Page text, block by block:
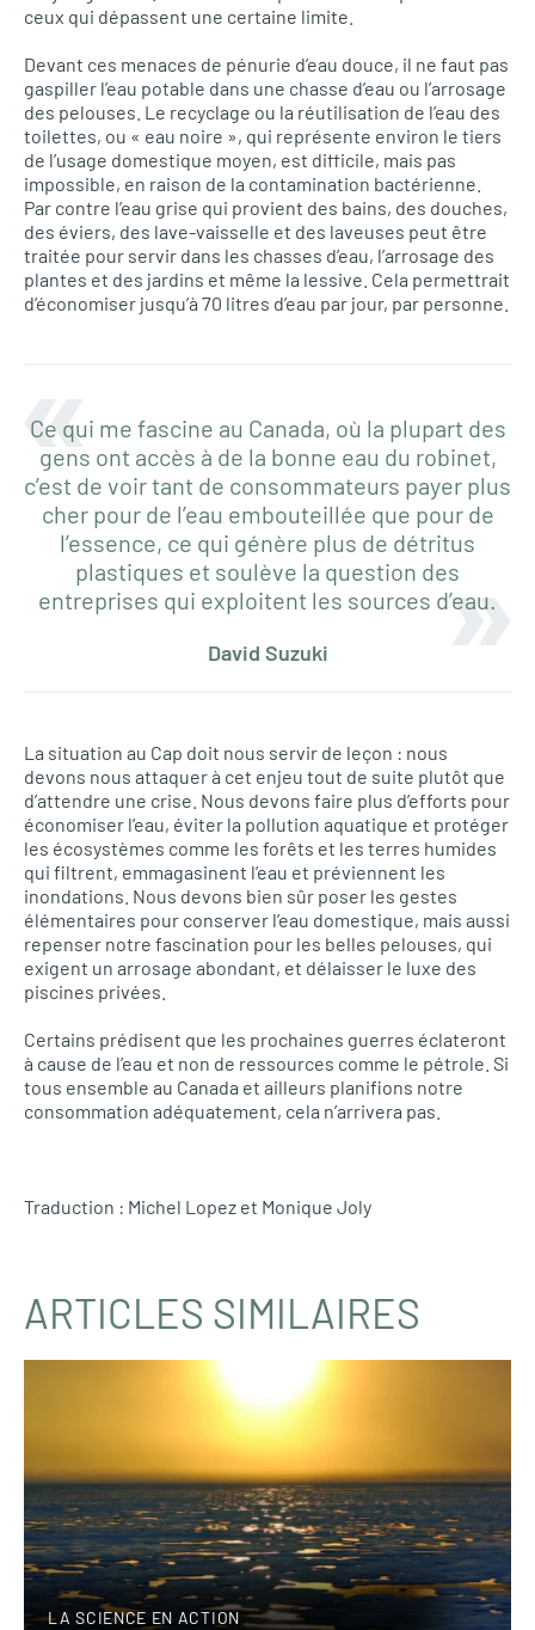
ceux qui dépassent une certaine limite.
Devant ces menaces de pénurie d’eau douce, il ne faut pas
gaspiller l’eau potable dans une chasse d’eau ou l’arrosage
des pelouses. Le recyclage ou la réutilisation de l’eau des
toilettes, ou « eau noire », qui représente environ le tiers
de l’usage domestique moyen, est difficile, mais pas
impossible, en raison de la contamination bactérienne.
Par contre l’eau grise qui provient des bains, des douches,
des éviers, des lave-vaisselle et des laveuses peut être
traitée pour servir dans les chasses d’eau, l’arrosage des
plantes et des jardins et même la lessive. Cela permettrait
d’économiser jusqu’à 70 litres d’eau par jour, par personne.
Ce qui me fascine au Canada, où la plupart des
gens ont accès à de la bonne eau du robinet,
c’est de voir tant de consommateurs payer plus
cher pour de l’eau embouteillée que pour de
l’essence, ce qui génère plus de détritus
plastiques et soulève la question des
entreprises qui exploitent les sources d’eau.
David Suzuki
La situation au Cap doit nous servir de leçon : nous
devons nous attaquer à cet enjeu tout de suite plutôt que
d’attendre une crise. Nous devons faire plus d’efforts pour
économiser l’eau, éviter la pollution aquatique et protéger
les écosystèmes comme les forêts et les terres humides
qui filtrent, emmagasinent l’eau et préviennent les
inondations. Nous devons bien sûr poser les gestes
élémentaires pour conserver l’eau domestique, mais aussi
repenser notre fascination pour les belles pelouses, qui
exigent un arrosage abondant, et délaisser le luxe des
piscines privées.
Certains prédisent que les prochaines guerres éclateront
à cause de l’eau et non de ressources comme le pétrole. Si
tous ensemble au Canada et ailleurs planifions notre
consommation adéquatement, cela n’arrivera pas.
Traduction : Michel Lopez et Monique Joly
ARTICLES SIMILAIRES
LA SCIENCE EN ACTION